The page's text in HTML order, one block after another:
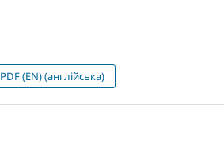
PDF (EN) (англійська)